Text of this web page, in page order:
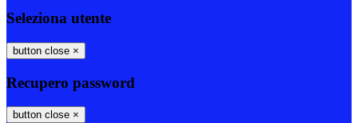
Seleziona utente
button close ×
Recupero password
button close ×